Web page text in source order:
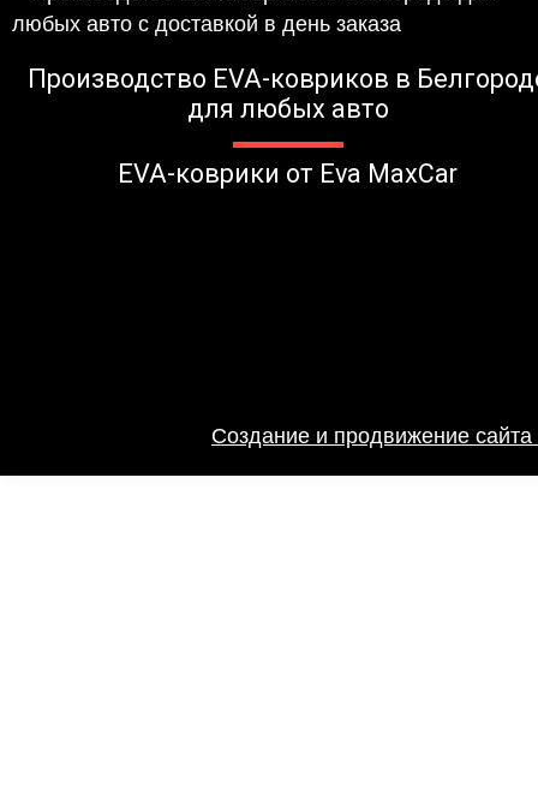
Производство EVA-ковриков в
для любых авто
EVA-коврики от Eva MaxCar
Создание и продвижение